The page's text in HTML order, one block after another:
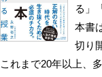
る」
本書
切り
これまで20年以上、